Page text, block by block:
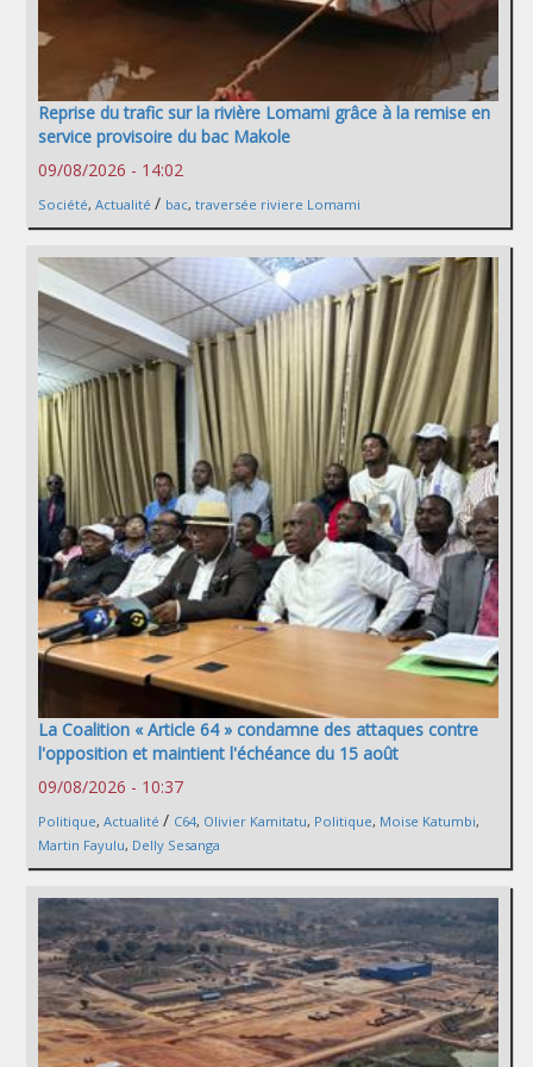
Reprise du trafic sur la rivière Lomami grâce à la remise en
service provisoire du bac Makole
09/08/2026 - 14:02
Société, Actualité / bac, traversée riviere Lomami
La Coalition « Article 64 » condamne des attaques contre
l'opposition et maintient l'échéance du 15 août
09/08/2026 - 10:37
Politique, Actualité / C64, Olivier Kamitatu, Politique, Moise Katumbi,
Martin Fayulu, Delly Sesanga